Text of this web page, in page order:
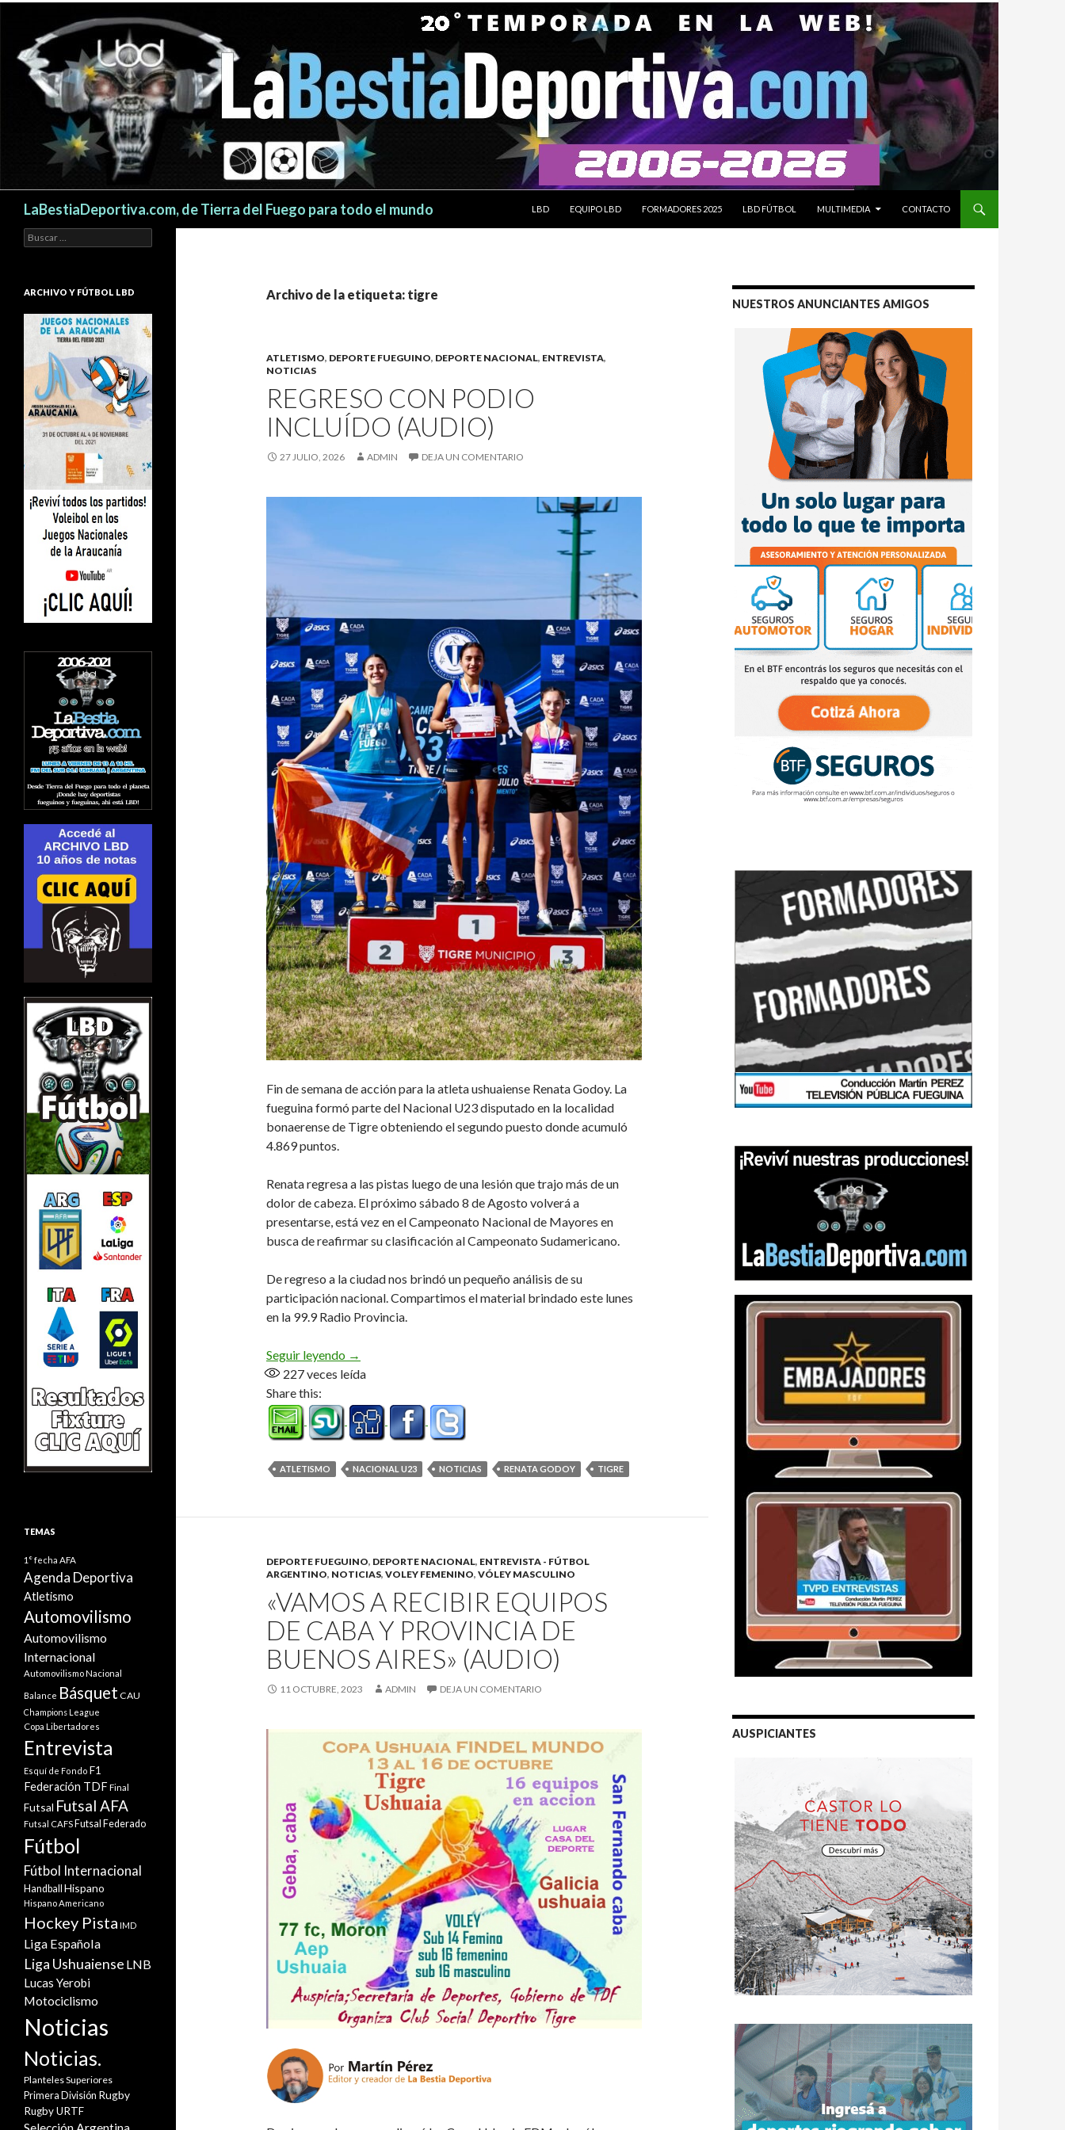
LaBestiaDeportiva.com, de Tierra del Fuego para todo el mundo
LBD
EQUIPO LBD FORMADORES 2025 LBD FÚTBOL MULTIMEDIA CONTACTO
Archivo de la etiqueta: tigre
ATLETISMO, DEPORTE FUEGUINO, DEPORTE NACIONAL, ENTREVISTA,
NOTICIAS
REGRESO CON PODIO
INCLUÍDO (AUDIO)
27 JULIO, 2026 ADMIN DEJA UN COMENTARIO
Fin de semana de acción para la atleta ushuaiense Renata Godoy. La
fueguina formó parte del Nacional U23 disputado en la localidad
bonaerense de Tigre obteniendo el segundo puesto donde acumuló
4.869 puntos.
Renata regresa a las pistas luego de una lesión que trajo más de un
dolor de cabeza. El próximo sábado 8 de Agosto volverá a
presentarse, está vez en el Campeonato Nacional de Mayores en
busca de reafirmar su clasificación al Campeonato Sudamericano.
De regreso a la ciudad nos brindó un pequeño análisis de su
participación nacional. Compartimos el material brindado este lunes
en la 99.9 Radio Provincia.
Seguir leyendo Regreso con podio incluído (Audio)
→
227veces leída
Share this:
ATLETISMO NACIONAL U23 NOTICIAS RENATA GODOY TIGRE
DEPORTE FUEGUINO, DEPORTE NACIONAL, ENTREVISTA - FÚTBOL
ARGENTINO, NOTICIAS, VOLEY FEMENINO, VÓLEY MASCULINO
«VAMOS A RECIBIR EQUIPOS
DE CABA Y PROVINCIA DE
BUENOS AIRES» (AUDIO)
11 OCTUBRE, 2023 ADMIN DEJA UN COMENTARIO
NUESTROS ANUNCIANTES AMIGOS
AUSPICIANTES
Buscar:
ARCHIVO Y FÚTBOL LBD
TEMAS
1° fecha AFA
Agenda Deportiva
Atletismo
Automovilismo
Automovilismo
Internacional
Automovilismo Nacional
Balance Básquet CAU
Champions League
Copa Libertadores
Entrevista
Esquí de Fondo F1
Federación TDF Final
Futsal Futsal AFA
Futsal CAFS Futsal Federado
Fútbol
Fútbol Internacional
Handball Hispano
Hispano Americano
Hockey Pista IMD
Liga Española
Liga Ushuaiense LNB
Lucas Yerobi
Motociclismo
Noticias
Noticias.
Planteles Superiores
Primera División Rugby
Rugby URTF